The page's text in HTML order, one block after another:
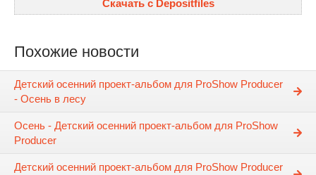
Скачать с Depositfiles
Похожие новости
Детский осенний проект-альбом для ProShow Producer
- Осень в лесу
Осень - Детский осенний проект-альбом для ProShow
Producer
Детский осенний проект-альбом для ProShow Producer